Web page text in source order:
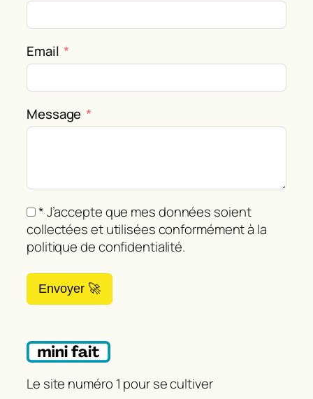
Email
Message
* J’accepte que mes données soient
collectées et utilisées conformément à la
politique de confidentialité.
Envoyer 🚀
Le site numéro 1 pour se cultiver